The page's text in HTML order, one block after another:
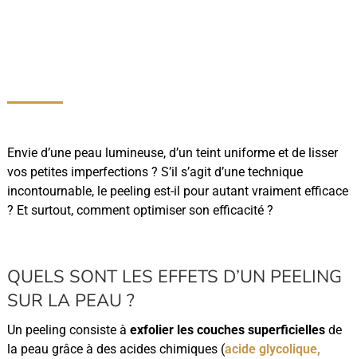
Envie d’une peau lumineuse, d’un teint uniforme et de lisser
vos petites imperfections ? S’il s’agit d’une technique
incontournable, le peeling est-il pour autant vraiment efficace
? Et surtout, comment optimiser son efficacité ?
QUELS SONT LES EFFETS D’UN PEELING
SUR LA PEAU ?
Un peeling consiste à exfolier les couches superficiellesde
la peau grâce à des acides chimiques (acide glycolique,